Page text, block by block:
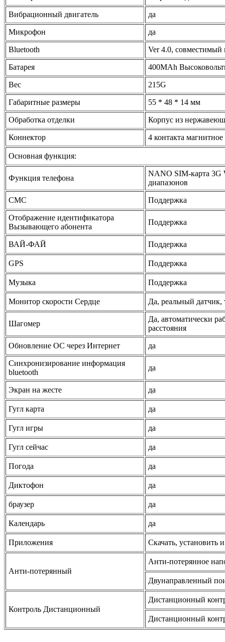
Вибрационный двигатель да
Микрофон да
Bluetooth Ver 4.0, совместимый
Батарея 400MAh
Вес 215G
Габаритные размеры 55 * 48 * 14 мм
Обработка отделки Корпус из
Коннектор 4 контакта
Основная функция:
Функция телефона
NANO SIM-карта 3G
диапазонов
СМС Поддержка
Отображение идентификатора
Вызывающего абонента
Поддержка
ВАЙ-ФАЙ Поддержка
GPS Поддержка
Музыка Поддержка
Монитор скорости Сердце Да, реальный
Шагомер
Да, автоматически
расстояния
Обновление ОС через Интернет да
Синхронизирование информация
bluetooth
да
Экран на жесте да
Гугл карта да
Гугл игры да
Гугл сейчас да
Погода да
Диктофон да
браузер да
Календарь да
Приложения Скачать, установить
Анти-потерянный
Анти-потерянное
Двунаправленный
Контроль Дистанционный
Дистанционный
Дистанционный